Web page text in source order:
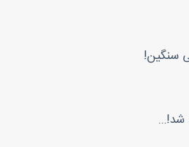
سنگین!
شد!...